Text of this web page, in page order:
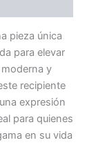
pieza única
para elevar
y
recipiente
expresión
para quienes
en su vida